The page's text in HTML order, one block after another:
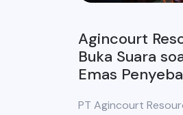
Agincourt
Buka Suara
Emas
PT Agincourt